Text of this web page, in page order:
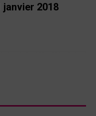
janvier 2018